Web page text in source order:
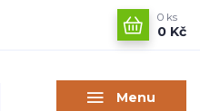
Menu
0 ks
0 Kč